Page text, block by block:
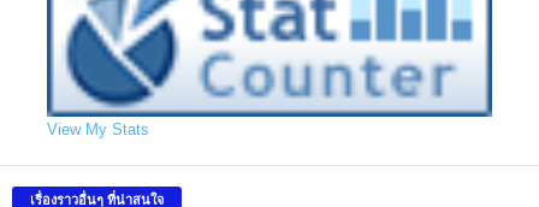
View My Stats
เรื่องราวอื่นๆ ที่น่าสนใจ